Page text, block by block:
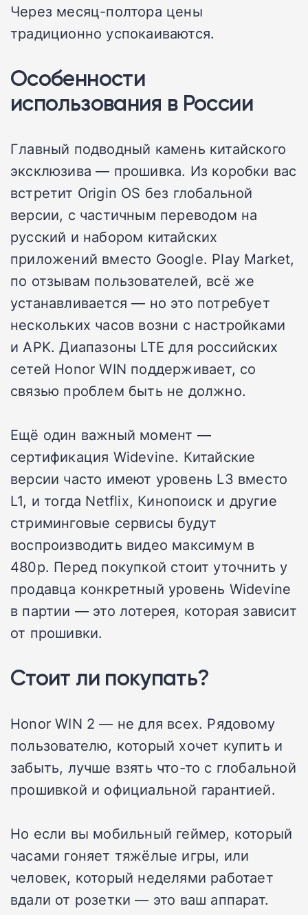
Через месяц-полтора цены
традиционно успокаиваются.
Особенности
использования в России
Главный подводный камень китайского
эксклюзива — прошивка. Из коробки вас
встретит Origin OS без глобальной
версии, с частичным переводом на
русский и набором китайских
приложений вместо Google. Play Market,
по отзывам пользователей, всё же
устанавливается — но это потребует
нескольких часов возни с настройками
и APK. Диапазоны LTE для российских
сетей Honor WIN поддерживает, со
связью проблем быть не должно.
Ещё один важный момент —
сертификация Widevine. Китайские
версии часто имеют уровень L3 вместо
L1, и тогда Netflix, Кинопоиск и другие
стриминговые сервисы будут
воспроизводить видео максимум в
480p. Перед покупкой стоит уточнить у
продавца конкретный уровень Widevine
в партии — это лотерея, которая зависит
от прошивки.
Стоит ли покупать?
Honor WIN 2 — не для всех. Рядовому
пользователю, который хочет купить и
забыть, лучше взять что-то с глобальной
прошивкой и официальной гарантией.
Но если вы мобильный геймер, который
часами гоняет тяжёлые игры, или
человек, который неделями работает
вдали от розетки — это ваш аппарат.